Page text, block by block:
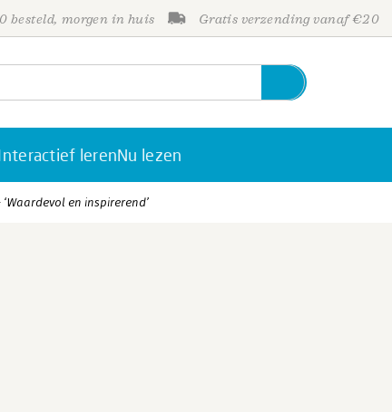
besteld, morgen in huis Gratis verzending vanaf €20
lerenNu lezen
en inspirerend’
Personen